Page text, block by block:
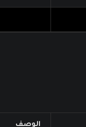
الوصف